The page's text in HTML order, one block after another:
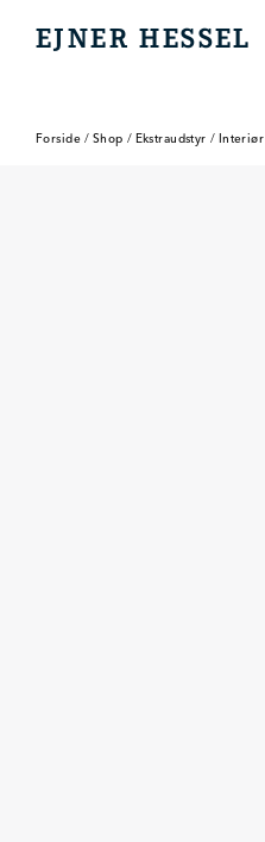
EJNER HESSEL
Forside / Shop / Ekstraudstyr / Interiør